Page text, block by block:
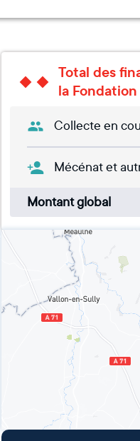
Total des
la
Collecte en
Mécénat et
Montant global